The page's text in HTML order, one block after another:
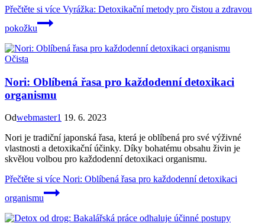
Přečtěte si více Vyrážka: Detoxikační metody pro čistou a zdravou
pokožku
Očista
Nori: Oblíbená řasa pro každodenní detoxikaci
organismu
Odwebmaster1 19. 6. 2023
Nori je tradiční japonská řasa, která je oblíbená pro své výživné
vlastnosti a detoxikační účinky. Díky bohatému obsahu živin je
skvělou volbou pro každodenní detoxikaci organismu.
Přečtěte si více Nori: Oblíbená řasa pro každodenní detoxikaci
organismu